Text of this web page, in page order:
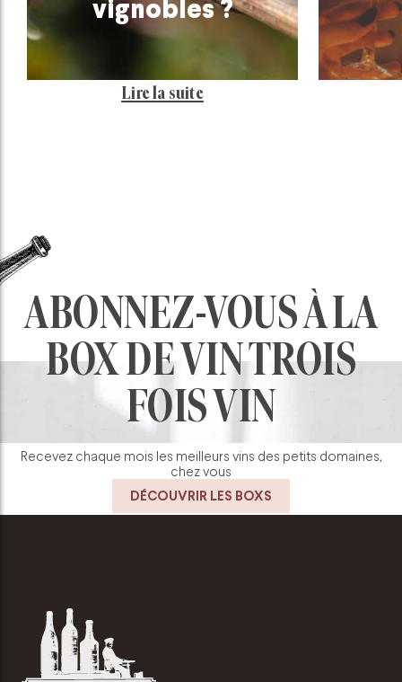
vignobles ?
Lire la suite
ABONNEZ-VOUS À LA
BOX DE VIN TROIS
FOIS VIN
Recevez chaque mois les meilleurs vins des petits domaines,
chez vous
DÉCOUVRIR LES BOXS